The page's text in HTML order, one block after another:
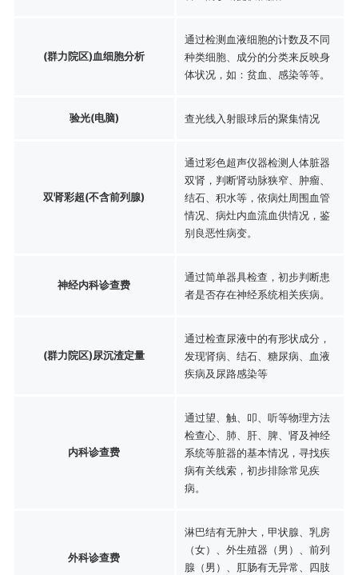
(群力院区)血细胞分析
通过检测血液细胞的计数及不同
种类细胞、成分的分类来反映身
体状况，如：贫血、感染等等。
验光(电脑) 查光线入射眼球后的聚集情况
双肾彩超(不含前列腺)
通过彩色超声仪器检测人体脏器
双肾，判断肾动脉狭窄、肿瘤、
结石、积水等，依病灶周围血管
情况、病灶内血流血供情况，鉴
别良恶性病变。
神经内科诊查费
通过简单器具检查，初步判断患
者是否存在神经系统相关疾病。
(群力院区)尿沉渣定量
通过检查尿液中的有形状成分，
发现肾病、结石、糖尿病、血液
疾病及尿路感染等
内科诊查费
通过望、触、叩、听等物理方法
检查心、肺、肝、脾、肾及神经
系统等脏器的基本情况，寻找疾
病有关线索，初步排除常见疾
病。
外科诊查费
淋巴结有无肿大，甲状腺、乳房
（女）、外生殖器（男）、前列
腺（男）、肛肠有无异常、四肢